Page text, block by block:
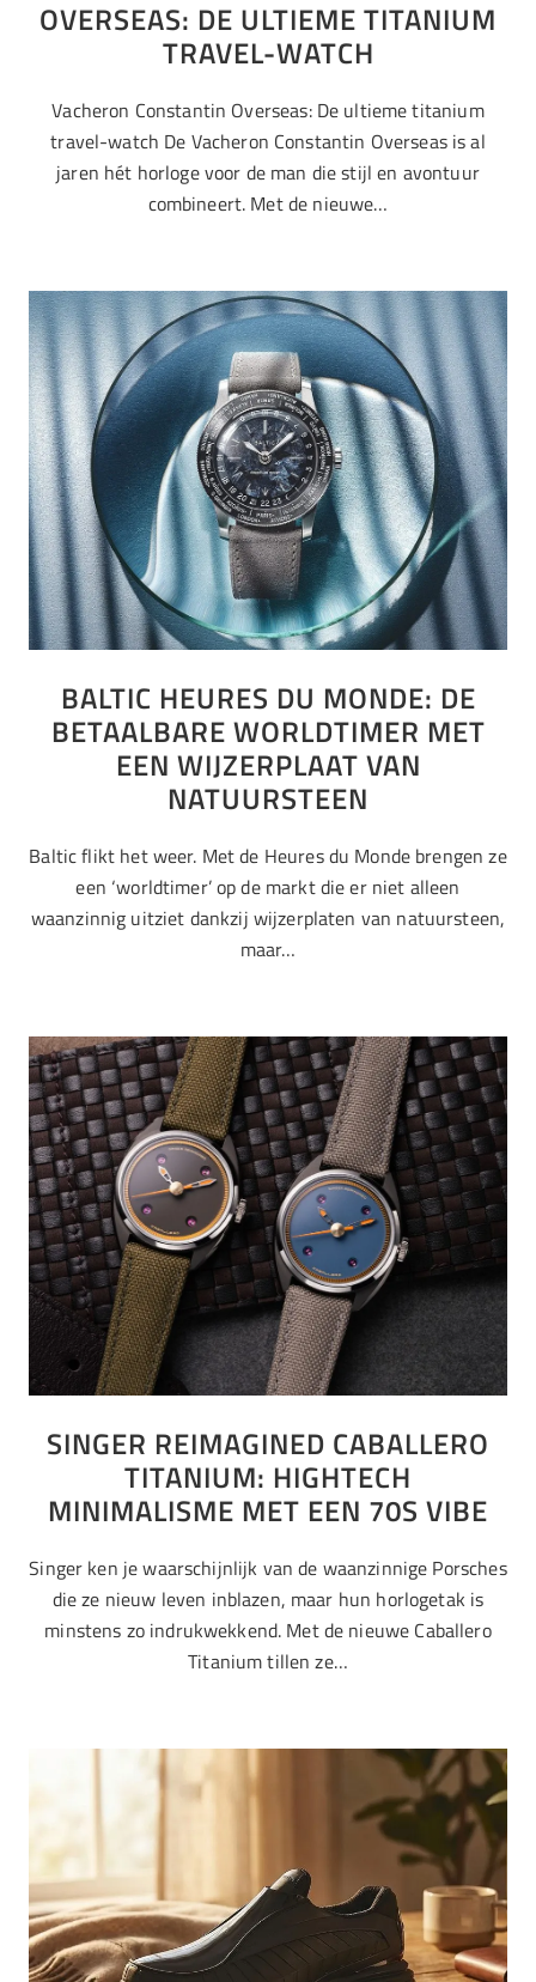
OVERSEAS: DE ULTIEME TITANIUM
TRAVEL-WATCH
Vacheron Constantin Overseas: De ultieme titanium
travel-watch De Vacheron Constantin Overseas is al
jaren hét horloge voor de man die stijl en avontuur
combineert. Met de nieuwe…
BALTIC HEURES DU MONDE: DE
BETAALBARE WORLDTIMER MET
EEN WIJZERPLAAT VAN
NATUURSTEEN
Baltic flikt het weer. Met de Heures du Monde brengen ze
een ‘worldtimer’ op de markt die er niet alleen
waanzinnig uitziet dankzij wijzerplaten van natuursteen,
maar…
SINGER REIMAGINED CABALLERO
TITANIUM: HIGHTECH
MINIMALISME MET EEN 70S VIBE
Singer ken je waarschijnlijk van de waanzinnige Porsches
die ze nieuw leven inblazen, maar hun horlogetak is
minstens zo indrukwekkend. Met de nieuwe Caballero
Titanium tillen ze…